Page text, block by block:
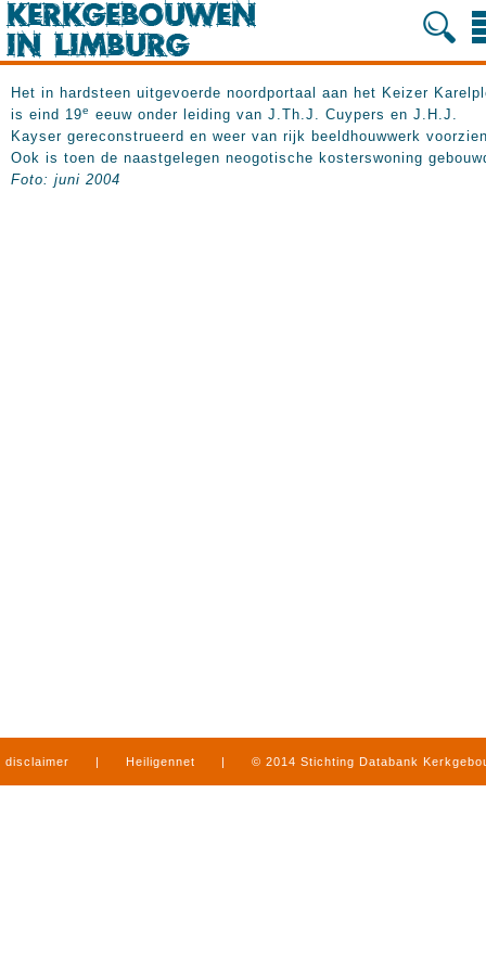
Het in hardsteen uitgevoerde noordportaal aan het Keizer
is eind 19e
eeuw onder leiding van J.Th.J. Cuypers en J.H.J.
Kayser gereconstrueerd en weer van rijk beeldhouwwerk
Ook is toen de naastgelegen neogotische kosterswoning
Foto: juni 2004
disclaimer | Heiligennet | © 2014 Stichting Databank